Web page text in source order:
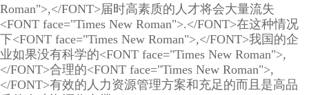
Roman">,</FONT>届时高素质的人才将会大量流失
<FONT face="Times New Roman">.</FONT>在这种情况
下<FONT face="Times New Roman">,</FONT>我国的企
业如果没有科学的<FONT face="Times New Roman">,
</FONT>合理的<FONT face="Times New Roman">,
</FONT>有效的人力资源管理方案和充足的而且是高品